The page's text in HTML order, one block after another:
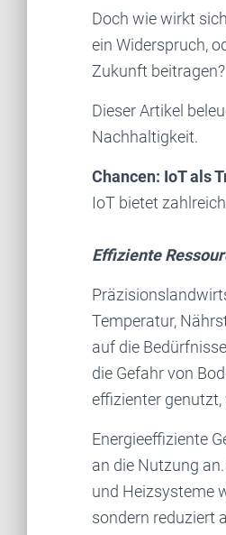
Doch wie wirkt
ein Widerspruch,
Zukunft beitragen?
Dieser Artikel
Nachhaltigkeit.
Chancen: IoT als
IoT bietet
Effiziente
Temperatur,
auf die
die Gefahr von
effizienter
Energieeffiziente
an die Nutzung
und Heizsysteme
sondern reduziert